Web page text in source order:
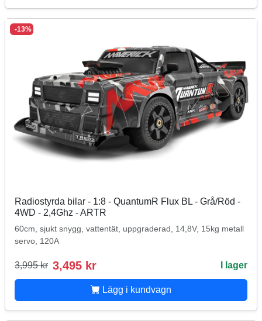
-13%
Radiostyrda bilar - 1:8 - QuantumR Flux BL - Grå/Röd -
4WD - 2,4Ghz - ARTR
60cm, sjukt snygg, vattentät, uppgraderad, 14,8V, 15kg metall
servo, 120A
3,995 kr 3,495 kr I lager
Lägg i kundvagn